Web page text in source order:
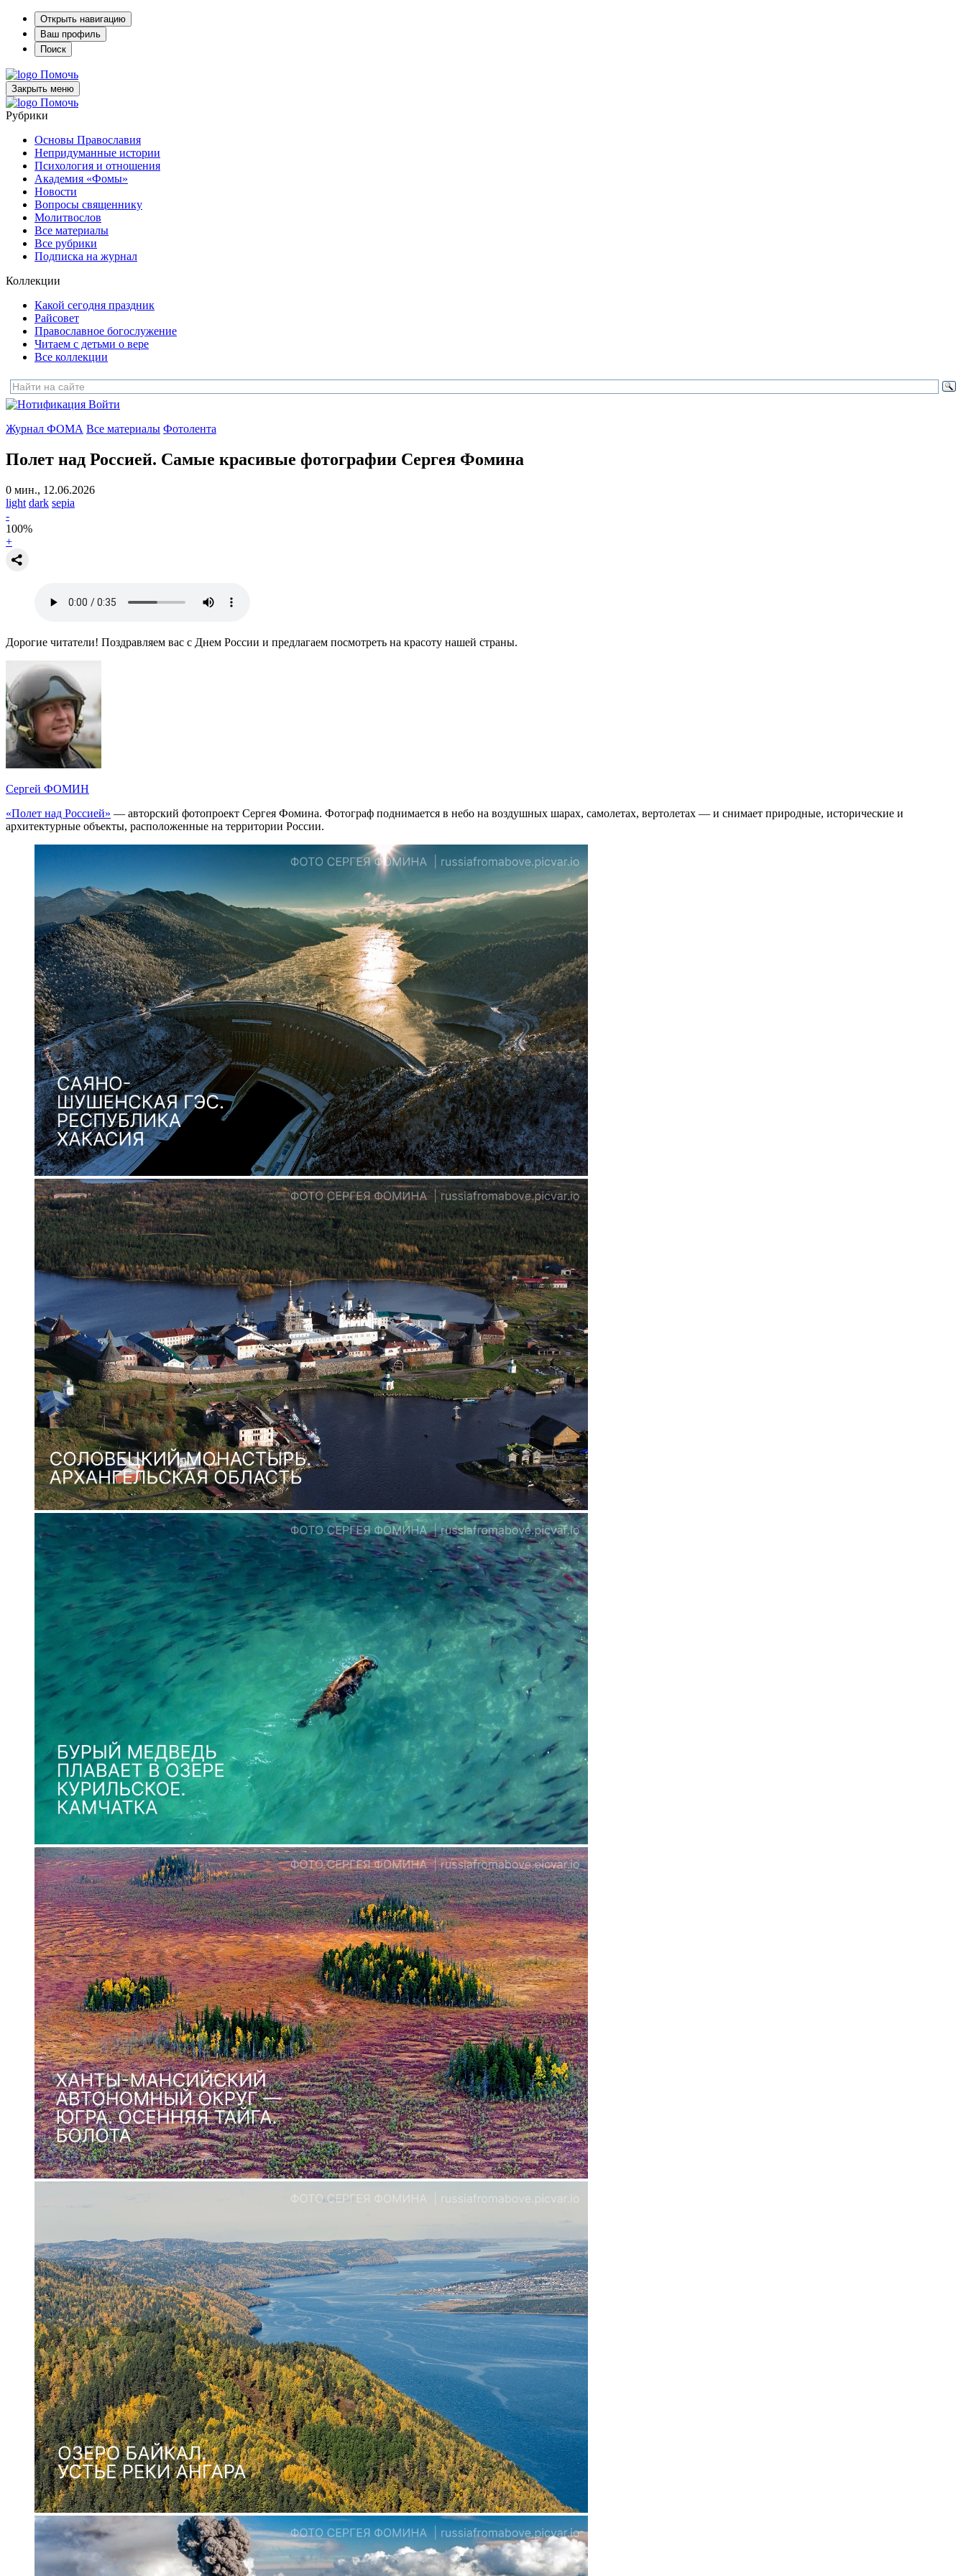
Открыть навигацию
Ваш профиль
Поиск
Помочь
Закрыть меню
Помочь
Рубрики
Основы Православия
Непридуманные истории
Психология и отношения
Академия «Фомы»
Новости
Вопросы священнику
Молитвослов
Все материалы
Все рубрики
Подписка на журнал
Коллекции
Какой сегодня праздник
Райсовет
Православное богослужение
Читаем с детьми о вере
Все коллекции
Войти
Журнал ФОМА Все материалы Фотолента
Полет над Россией. Самые красивые фотографии Сергея Фомина
0 мин., 12.06.2026
light dark sepia
-
100%
+
Дорогие читатели! Поздравляем вас с Днем России и предлагаем посмотреть на красоту нашей страны.
Сергей ФОМИН
«Полет над Россией» — авторский фотопроект Сергея Фомина. Фотограф поднимается в небо на воздушных шарах, самолетах, вертолетах — и снимает природные, исторические и
архитектурные объекты, расположенные на территории России.